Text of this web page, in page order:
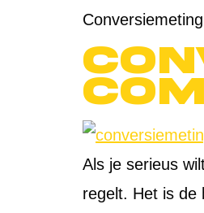
Als je serieus
regelt. Het is de